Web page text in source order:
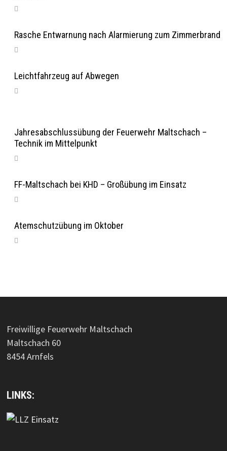
Rasche Entwarnung nach Alarmierung zum Zimmerbrand
Leichtfahrzeug auf Abwegen
Jahresabschlussübung der Feuerwehr Maltschach –
Technik im Mittelpunkt
FF-Maltschach bei KHD – Großübung im Einsatz
Atemschutzübung im Oktober
Freiwillige Feuerwehr Maltschach
Maltschach 60
8454 Arnfels
LINKS: